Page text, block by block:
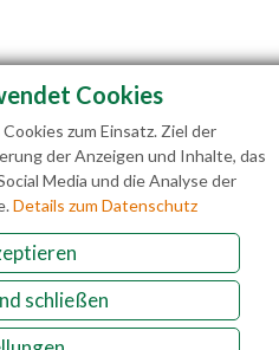
2 A-5522 St.
a. Tgb.
Cookies
zum Einsatz. Ziel der
der Anzeigen und Inhalte, das
Media und die Analyse der
Details zum Datenschutz
schließen